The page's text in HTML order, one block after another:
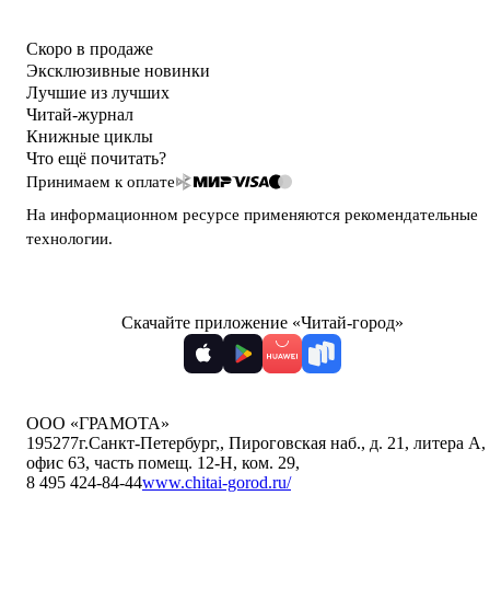
Скоро в продаже
Эксклюзивные новинки
Лучшие из лучших
Читай-журнал
Книжные циклы
Что ещё почитать?
Принимаем к оплате
На информационном ресурсе применяются рекомендательные
технологии.
Скачайте приложение «Читай-город»
ООО «ГРАМОТА»
195277г.Санкт-Петербург,, Пироговская наб., д. 21, литера А,
офис 63, часть помещ. 12-Н, ком. 29,
8 495 424-84-44www.chitai-gorod.ru/